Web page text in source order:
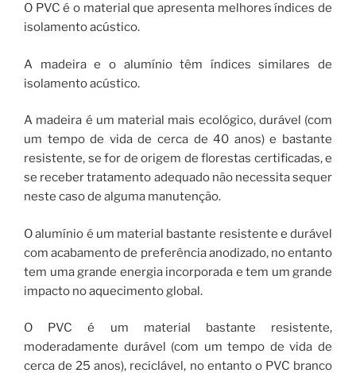
O PVC é o material que apresenta melhores índices de
isolamento acústico.
A madeira e o alumínio têm índices similares de
isolamento acústico.
A madeira é um material mais ecológico, durável (com
um tempo de vida de cerca de 40 anos) e bastante
resistente, se for de origem de florestas certificadas, e
se receber tratamento adequado não necessita sequer
neste caso de alguma manutenção.
O alumínio é um material bastante resistente e durável
com acabamento de preferência anodizado, no entanto
tem uma grande energia incorporada e tem um grande
impacto no aquecimento global.
O PVC é um material bastante resistente,
moderadamente durável (com um tempo de vida de
cerca de 25 anos), reciclável, no entanto o PVC branco